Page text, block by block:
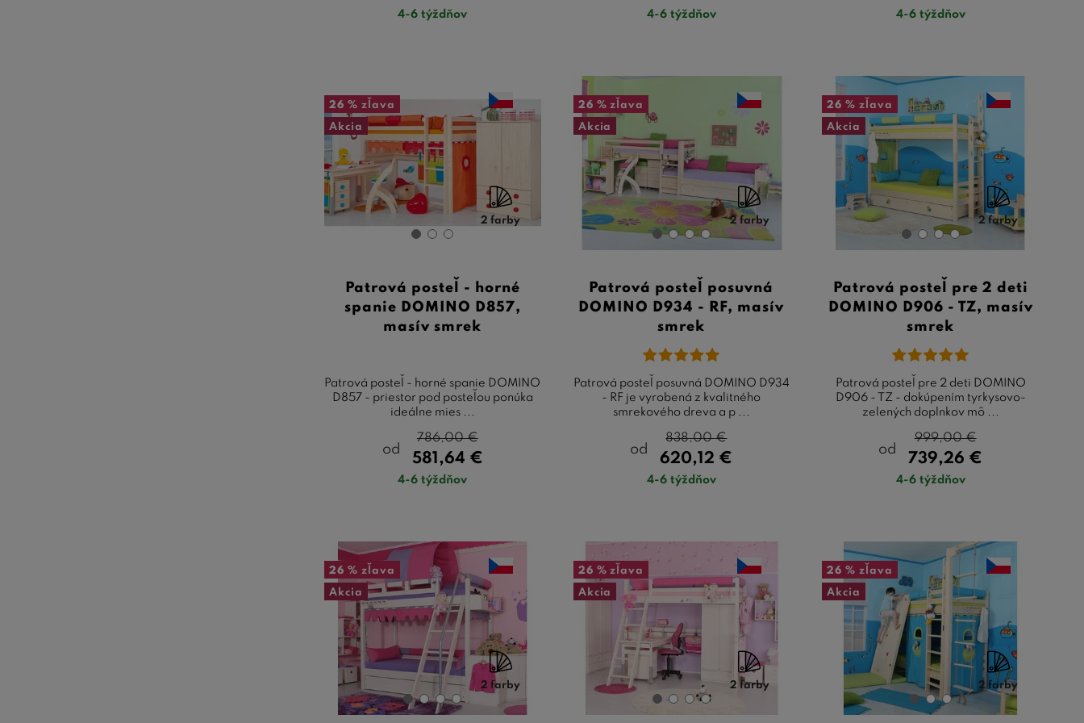
4-6 týždňov 4-6 týždňov 4-6 týždňov
26 % zľava
Akcia
2 farby
Patrová posteľ - horné
spanie DOMINO D857,
masív smrek
Patrová posteľ - horné spanie DOMINO
D857 - priestor pod posteľou ponúka
ideálne mies ...
od
581,64 €
786,00€
4-6 týždňov
26 % zľava
Akcia
2 farby
Patrová posteľ posuvná
DOMINO D934 - RF, masív
smrek
Patrová posteľ posuvná DOMINO D934
- RF je vyrobená z kvalitného
smrekového dreva a p ...
od
620,12 €
838,00€
4-6 týždňov
26 % zľava
Akcia
2 farby
Patrová posteľ pre 2 deti
DOMINO D906 - TZ, masív
smrek
Patrová posteľ pre 2 deti DOMINO
D906 - TZ - dokúpením tyrkysovo-
zelených doplnkov mô ...
od
739,26 €
999,00€
4-6 týždňov
26 % zľava
Akcia
2 farby
26 % zľava
Akcia
2 farby
26 % zľava
Akcia
2 farby